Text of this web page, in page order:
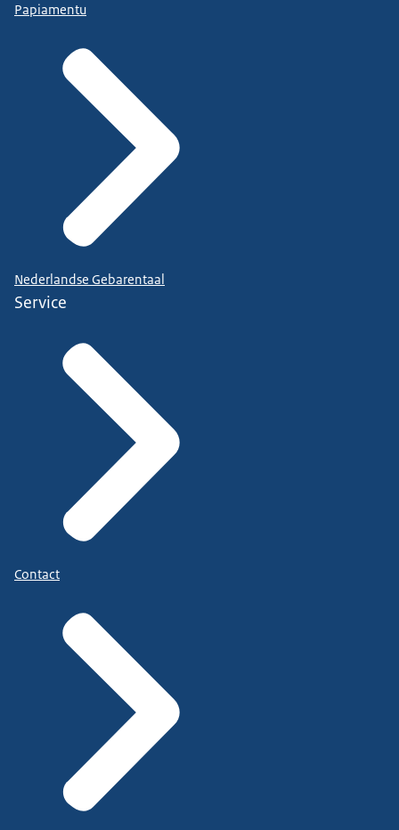
Papiamentu
Nederlandse Gebarentaal
Service
Contact